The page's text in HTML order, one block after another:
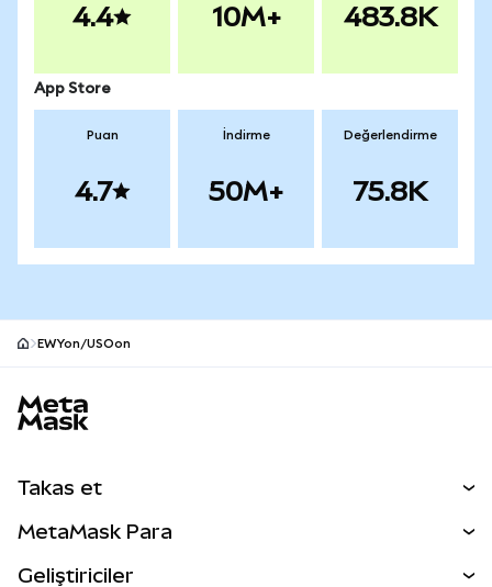
4.4 10M+ 483.8K
App Store
Puan
4.7
İndirme
50M+
Değerlendirme
75.8K
EWYon/USOon
Takas et
MetaMask Para
Geliştiriciler